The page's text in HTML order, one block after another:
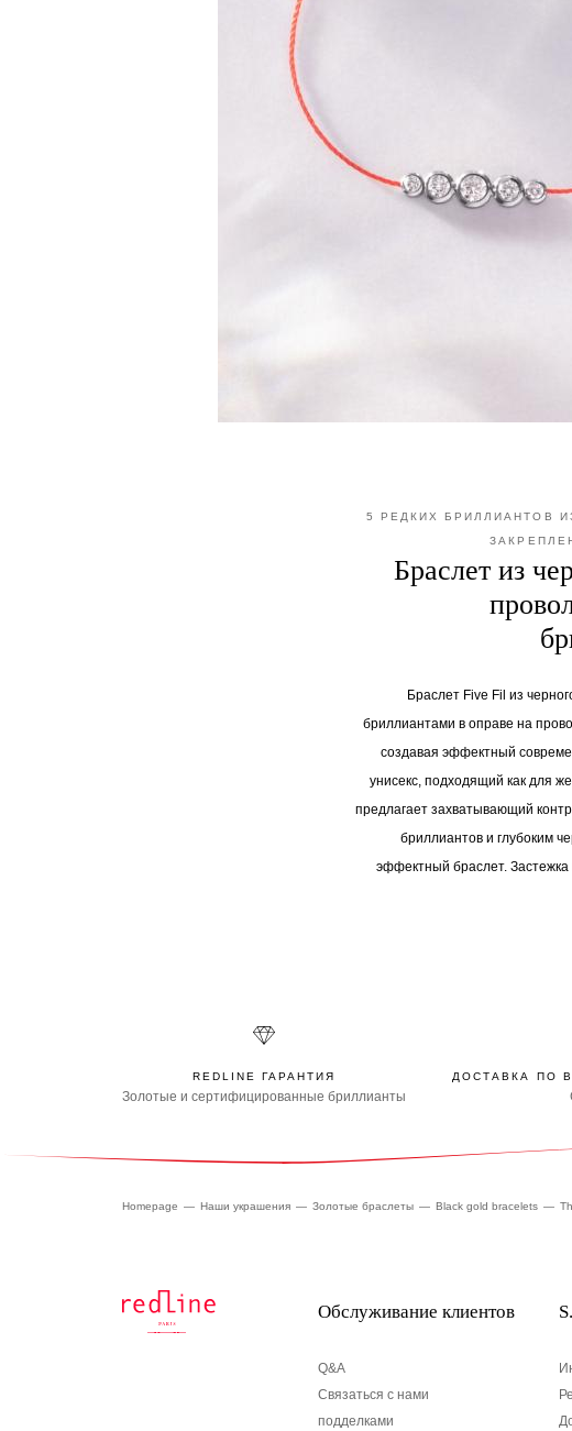
5 РЕДКИХ БРИЛЛИАНТОВ
Браслет из
Браслет Five Fil из
бриллиантами в оправе на
создавая эффектный
унисекс, подходящий как для
предлагает захватывающий
бриллиантов и глубоким
эффектный браслет. Застежка
REDLINE ГАРАНТИЯ
Золотые и сертифицированные бриллианты
ДОСТАВКА ПО
Homepage Наши украшения Золотые браслеты Black gold bracelets
Обслуживание клиентов
Q&A
Связаться с нами
подделками